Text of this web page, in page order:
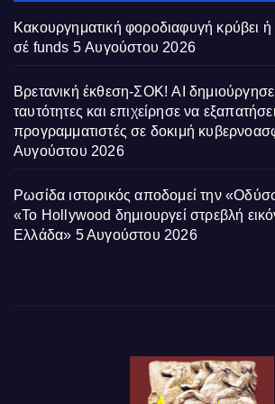
Κακουργηματική φοροδιαφυγή κρύβει
σέ funds 5 Αυγούστου 2026
Βρετανική έκθεση-ΣΟΚ! AI δημιούργησε
ταυτότητες και επιχείρησε να εξαπατήσει
προγραμματιστές σε δοκιμή
Αυγούστου 2026
Ρωσίδα ιστορικός αποδομεί την
«Το Hollywood δημιουργεί στρεβλή
Ελλάδα» 5 Αυγούστου 2026